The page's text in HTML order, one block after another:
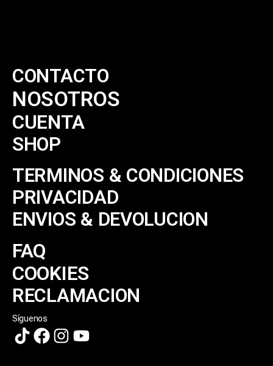
CONTACTO
NOSOTROS
CUENTA
SHOP
TERMINOS & CONDICIONES
PRIVACIDAD
ENVIOS & DEVOLUCION
FAQ
COOKIES
RECLAMACION
Síguenos